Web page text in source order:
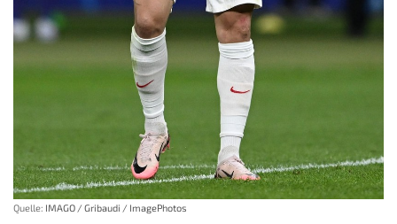
Quelle: IMAGO / Gribaudi / ImagePhotos